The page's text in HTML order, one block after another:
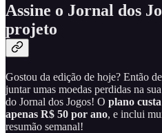
Assine o Jornal dos
projeto
Gostou da edição de hoje? Então
juntar umas moedas perdidas na
do Jornal dos Jogos! O plano
apenas R$ 50 por ano, e inclui
resumão semanal!